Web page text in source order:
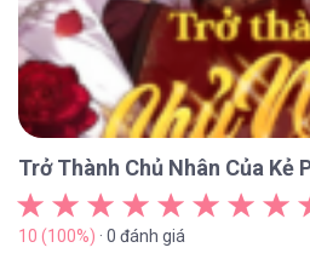
Trở Thành Chủ Nhân Của Kẻ
10 (100%) · 0 đánh giá